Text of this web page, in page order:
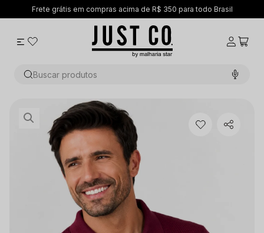
Frete grátis em compras acima de R$ 350 para todo Brasil
Buscar produtos